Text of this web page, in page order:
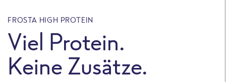
FROSTA HIGH PROTEIN
Viel Protein.
Keine Zusätze.